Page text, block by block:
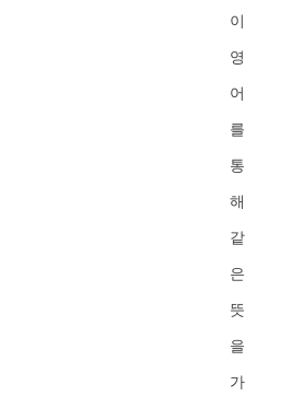
이
영
어
를
통
해
같
은
뜻
을
가